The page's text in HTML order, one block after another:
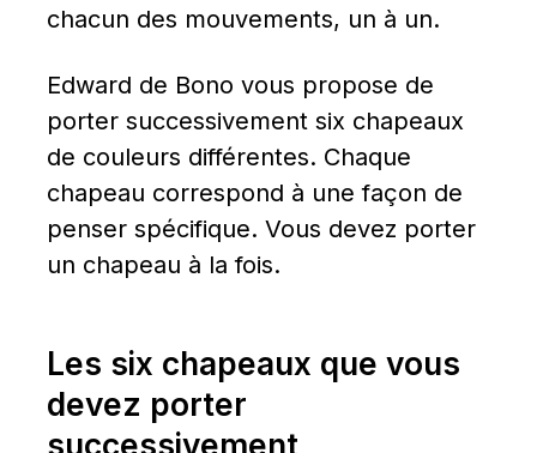
chacun des mouvements, un à un.
Edward de Bono vous propose de
porter successivement six chapeaux
de couleurs différentes. Chaque
chapeau correspond à une façon de
penser spécifique. Vous devez porter
un chapeau à la fois.
Les six chapeaux que vous
devez porter
successivement